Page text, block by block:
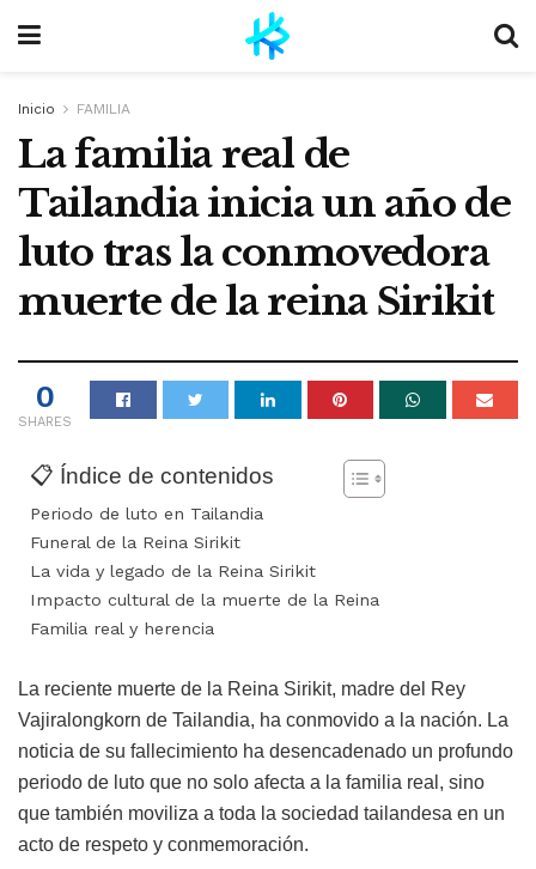
Inicio FAMILIA
La familia real de
Tailandia inicia un año de
luto tras la conmovedora
muerte de la reina Sirikit
0
SHARES
📋 Índice de contenidos
Periodo de luto en Tailandia
Funeral de la Reina Sirikit
La vida y legado de la Reina Sirikit
Impacto cultural de la muerte de la Reina
Familia real y herencia
La reciente muerte de la Reina Sirikit, madre del Rey
Vajiralongkorn de Tailandia, ha conmovido a la nación. La
noticia de su fallecimiento ha desencadenado un profundo
periodo de luto que no solo afecta a la familia real, sino
que también moviliza a toda la sociedad tailandesa en un
acto de respeto y conmemoración.